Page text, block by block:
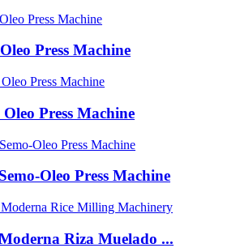
Press Machine
Press Machine
Oleo Press Machine
Riza Muelado ...